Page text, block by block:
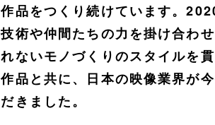
作品をつくり続けています。
技術や仲間たちの力を掛け合わ
れないモノづくりのスタイルを
作品と共に、日本の映像業界が
だきました。